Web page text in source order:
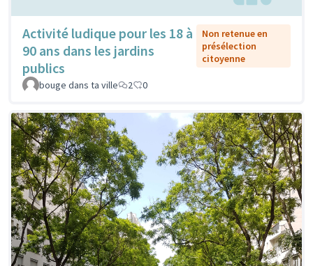
Activité ludique pour les 18 à
90 ans dans les jardins
publics
Non retenue en
présélection
citoyenne
bouge dans ta ville 2 0